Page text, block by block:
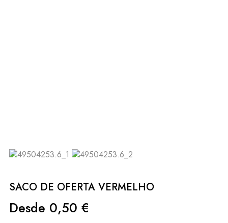
SACO DE OFERTA VERMELHO
Desde 0,50 €